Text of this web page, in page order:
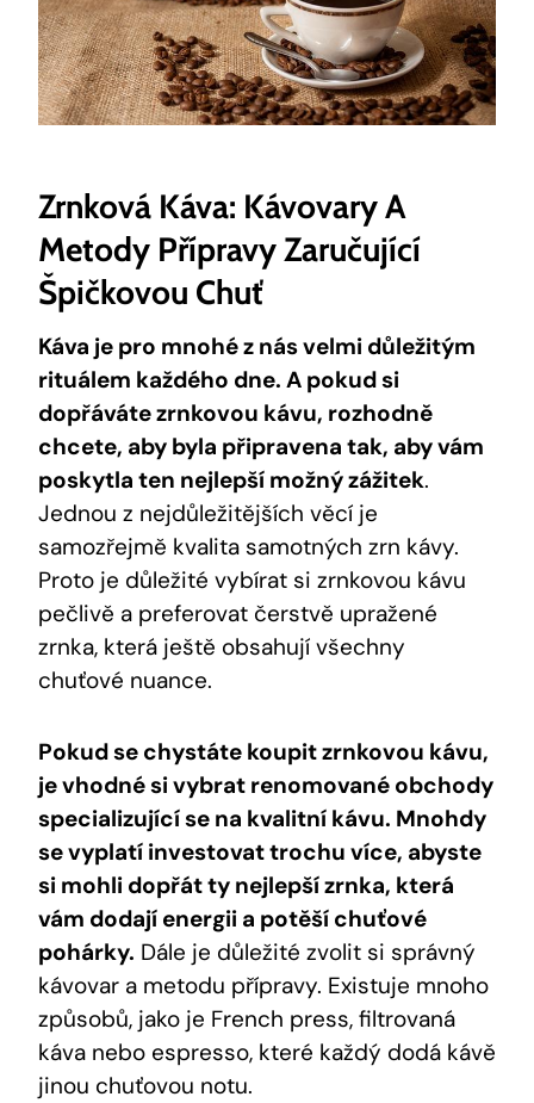
Zrnková Káva: Kávovary A
Metody Přípravy Zaručující
Špičkovou Chuť
Káva je pro mnohé z nás velmi důležitým
rituálem každého dne. A pokud si
dopřáváte zrnkovou kávu, rozhodně
chcete, aby byla připravena tak, aby vám
poskytla ten nejlepší možný zážitek.
Jednou z nejdůležitějších věcí je
samozřejmě kvalita samotných zrn kávy.
Proto je důležité vybírat si zrnkovou kávu
pečlivě a preferovat čerstvě upražené
zrnka, která ještě obsahují všechny
chuťové nuance.
Pokud se chystáte koupit zrnkovou kávu,
je vhodné si vybrat renomované obchody
specializující se na kvalitní kávu. Mnohdy
se vyplatí investovat trochu více, abyste
si mohli dopřát ty nejlepší zrnka, která
vám dodají energii a potěší chuťové
pohárky. Dále je důležité zvolit si správný
kávovar a metodu přípravy. Existuje mnoho
způsobů, jako je French press, filtrovaná
káva nebo espresso, které každý dodá kávě
jinou chuťovou notu.